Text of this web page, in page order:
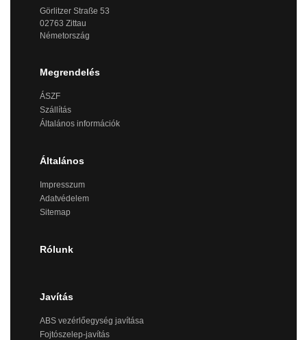
Görlitzer Straße 53
02763 Zittau
Németország
Megrendelés
ÁSZF
Szállítás
Általános információk
Általános
Impresszum
Adatvédelem
Sitemap
Rólunk
Javítás
ABS vezérlőegység javítása
Fojtószelep-javítás